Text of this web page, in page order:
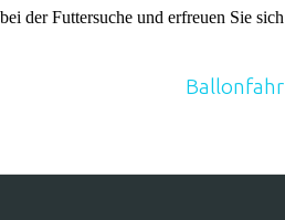
der Futtersuche und erfreuen Sie